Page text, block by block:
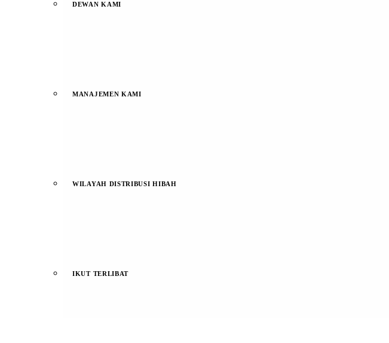
DEWAN KAMI
MANAJEMEN KAMI
WILAYAH DISTRIBUSI HIBAH
IKUT TERLIBAT